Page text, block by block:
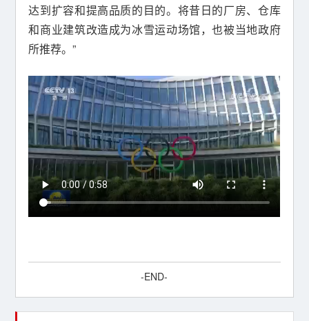
达到扩容和提高品质的目的。将昔日的厂房、仓库
和商业建筑改造成为冰雪运动场馆，也被当地政府
所推荐。”
-END-